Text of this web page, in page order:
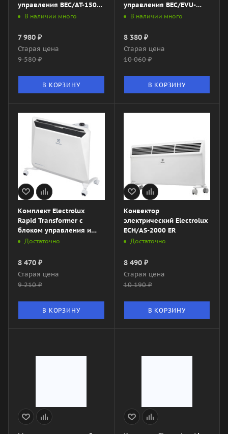
управления BEC/AT-1500-
3M (механический)
В наличии много
7 980 ₽
Старая цена
9 580₽
В КОРЗИНУ
управления BEC/EVU-
1000-4E (электронный)
В наличии много
8 380₽
Старая цена
10 060₽
В КОРЗИНУ
Комплект Electrolux
Rapid Transformer с
блоком управления и
шасси ECH/R-1000 T-TUM3
Достаточно
8 470 ₽
Старая цена
9 210₽
В КОРЗИНУ
Конвектор
электрический Electrolux
ECH/AS-2000 ER
Достаточно
8 490₽
Старая цена
10 190₽
В КОРЗИНУ